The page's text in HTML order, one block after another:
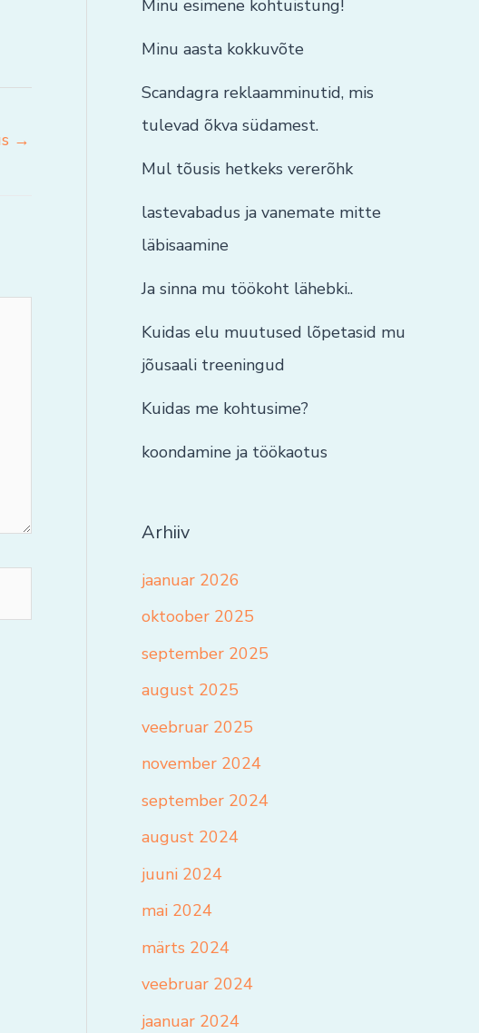
→
Minu esimene kohtuistung!
Minu aasta kokkuvõte
Scandagra reklaamminutid, mis
tulevad õkva südamest.
Mul tõusis hetkeks vererõhk
lastevabadus ja vanemate mitte
läbisaamine
Ja sinna mu töökoht lähebki..
Kuidas elu muutused lõpetasid mu
jõusaali treeningud
Kuidas me kohtusime?
koondamine ja töökaotus
Arhiiv
jaanuar 2026
oktoober 2025
september 2025
august 2025
veebruar 2025
november 2024
september 2024
august 2024
juuni 2024
mai 2024
märts 2024
veebruar 2024
jaanuar 2024